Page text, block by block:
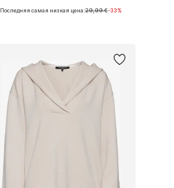
Доступные размеры: XS, XS-S, M
Последняя самая низкая цена:29,99 €-33%